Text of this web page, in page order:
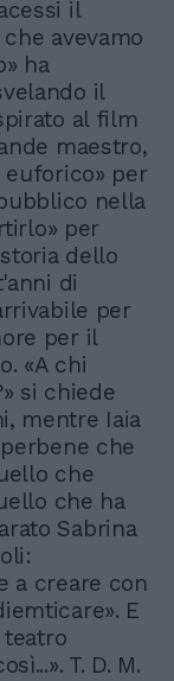
il
avevamo
ha
il
al film
maestro,
euforico» per
nella
per
dello
di
per
per il
«A chi
si chiede
mentre Iaia
che
che
che ha
Sabrina
a creare con
E
T. D. M.